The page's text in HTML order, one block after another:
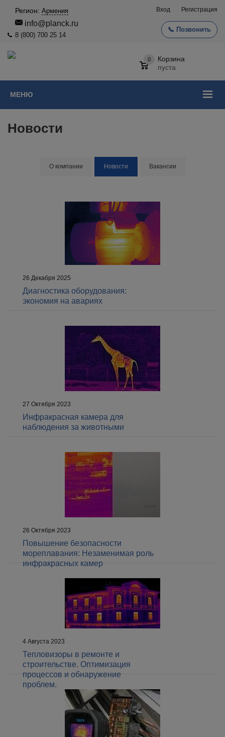
Регион: Армения
info@planck.ru
8 (800) 700 25 14
📞 Позвонить
Вход Регистрация
МЕНЮ
0
Корзина
пуста
Новости
О компании Новости Вакансии
26 Декабря 2025
Диагностика оборудования:
экономия на авариях
27 Октября 2023
Инфракрасная камера для
наблюдения за животными
26 Октября 2023
Повышение безопасности
мореплавания: Незаменимая роль
инфракрасных камер
4 Августа 2023
Тепловизоры в ремонте и
строительстве. Оптимизация
процессов и обнаружение
проблем.